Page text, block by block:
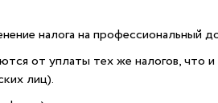
налога на профессиональный
от уплаты тех же налогов, что
лиц).